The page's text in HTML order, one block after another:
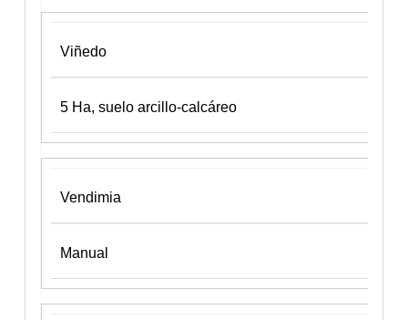
Viñedo
5 Ha, suelo arcillo-calcáreo
Vendimia
Manual